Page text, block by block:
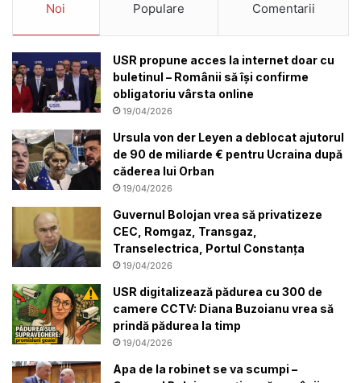
Noi Populare Comentarii
USR propune acces la internet doar cu
buletinul – Românii să își confirme
obligatoriu vârsta online
19/04/2026
Ursula von der Leyen a deblocat ajutorul
de 90 de miliarde € pentru Ucraina după
căderea lui Orban
19/04/2026
Guvernul Bolojan vrea să privatizeze
CEC, Romgaz, Transgaz,
Transelectrica, Portul Constanța
19/04/2026
USR digitalizează pădurea cu 300 de
camere CCTV: Diana Buzoianu vrea să
prindă pădurea la timp
19/04/2026
Apa de la robinet se va scumpi –